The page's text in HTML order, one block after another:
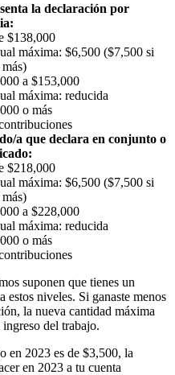
la declaración por
$138,000
máxima: $6,500 ($7,500 si
a $153,000
máxima: reducida
o más
a que declara en conjunto o
$218,000
máxima: $6,500 ($7,500 si
a $228,000
máxima: reducida
o más
suponen que tienes un
niveles. Si ganaste menos
la nueva cantidad máxima
del trabajo.
en 2023 es de $3,500, la
en 2023 a tu cuenta